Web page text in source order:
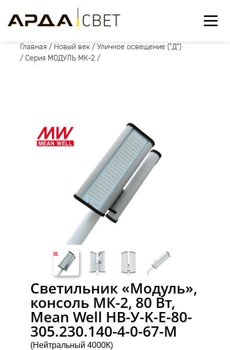
Главная / Новый век / Уличное освещение ("Д")
/ Серия МОДУЛЬ МК-2 /
Светильник «Модуль»,
консоль МК-2, 80 Вт,
Mean Well НВ-У-K-Е-80-
305.230.140-4-0-67-М
(Нейтральный 4000К)